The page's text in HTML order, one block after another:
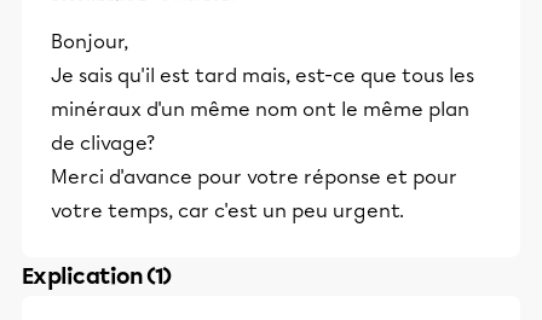
Bonjour,
Je sais qu'il est tard mais, est-ce que tous les
minéraux d'un même nom ont le même plan
de clivage?
Merci d'avance pour votre réponse et pour
votre temps, car c'est un peu urgent.
Explication (1)